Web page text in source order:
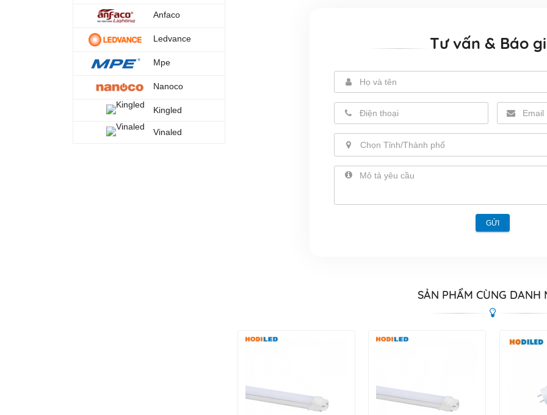
Anfaco
Ledvance
Mpe
Nanoco
Kingled
Vinaled
Tư vấn & Báo
Chọn Tỉnh/Thành phố
GỬI
SẢN PHẨM CÙNG DANH